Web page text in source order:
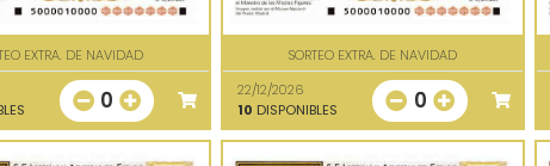
EXTRA. DE NAVIDAD
0
SORTEO EXTRA. DE NAVIDAD
22/12/2026
10 DISPONIBLES 0